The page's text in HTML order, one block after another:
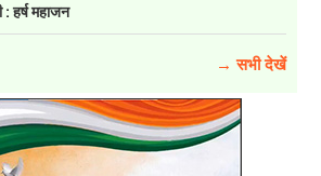
: हर्ष महाजन
→ सभी देखें